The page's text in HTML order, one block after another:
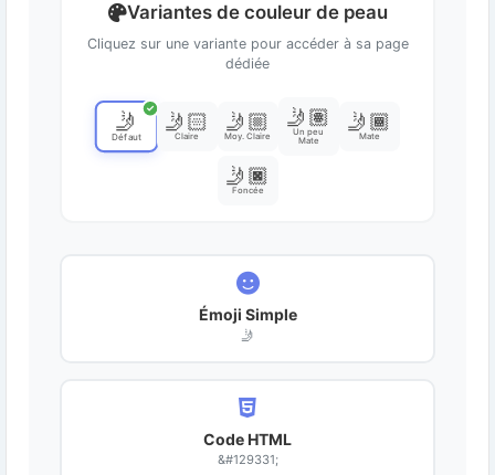
Variantes de couleur de peau
Cliquez sur une variante pour accéder à sa page
dédiée
✓
🤳
Défaut
🤳🏻
Claire
🤳🏼
Moy. Claire
🤳🏽
Un peu
Mate
🤳🏾
Mate
🤳🏿
Foncée
Émoji Simple
🤳
Code HTML
&#129331;